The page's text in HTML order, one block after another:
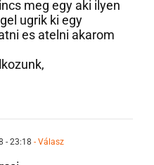
meg egy aki ilyen
ugrik ki egy
es atelni akarom